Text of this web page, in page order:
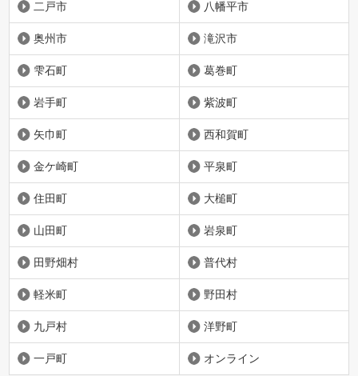
二戸市 八幡平市
奥州市 滝沢市
雫石町 葛巻町
岩手町 紫波町
矢巾町 西和賀町
金ケ崎町 平泉町
住田町 大槌町
山田町 岩泉町
田野畑村 普代村
軽米町 野田村
九戸村 洋野町
一戸町 オンライン